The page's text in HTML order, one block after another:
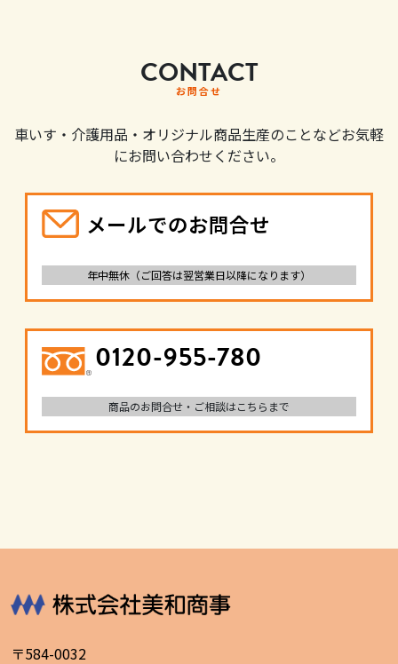
CONTACT
お問合せ
車いす・介護用品・オリジナル商品生産のことなどお気軽
にお問い合わせください。
メールでのお問合せ
年中無休（ご回答は翌営業日以降になります）
0120-955-780
商品のお問合せ・ご相談はこちらまで
〒584-0032